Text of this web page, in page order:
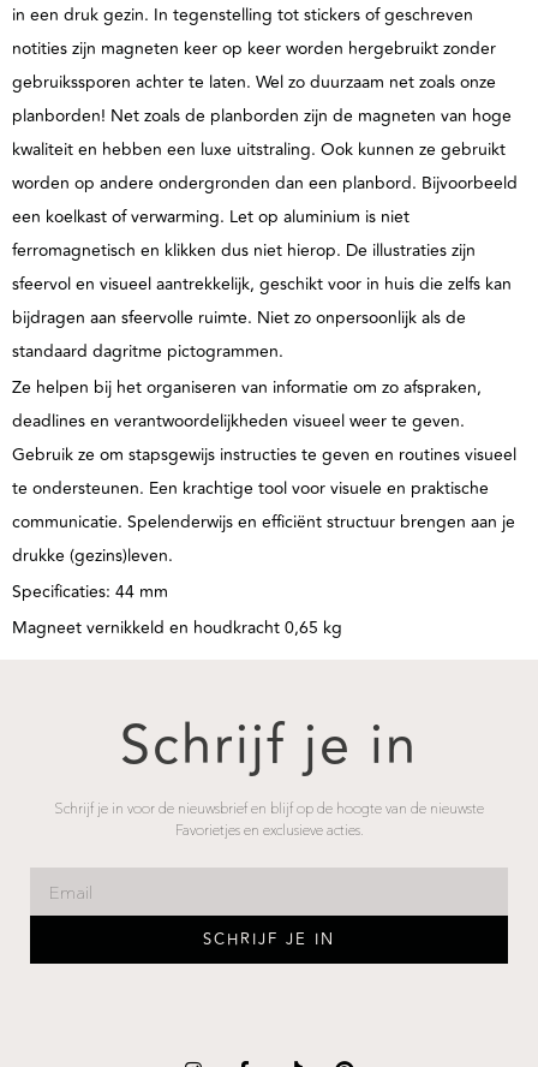
in een druk gezin. In tegenstelling tot stickers of geschreven
notities zijn magneten keer op keer worden hergebruikt zonder
gebruikssporen achter te laten. Wel zo duurzaam net zoals onze
planborden! Net zoals de planborden zijn de magneten van hoge
kwaliteit en hebben een luxe uitstraling. Ook kunnen ze gebruikt
worden op andere ondergronden dan een planbord. Bijvoorbeeld
een koelkast of verwarming. Let op aluminium is niet
ferromagnetisch en klikken dus niet hierop. De illustraties zijn
sfeervol en visueel aantrekkelijk, geschikt voor in huis die zelfs kan
bijdragen aan sfeervolle ruimte. Niet zo onpersoonlijk als de
standaard dagritme pictogrammen.
Ze helpen bij het organiseren van informatie om zo afspraken,
deadlines en verantwoordelijkheden visueel weer te geven.
Gebruik ze om stapsgewijs instructies te geven en routines visueel
te ondersteunen. Een krachtige tool voor visuele en praktische
communicatie. Spelenderwijs en efficiënt structuur brengen aan je
drukke (gezins)leven.
Specificaties: 44 mm
Magneet vernikkeld en houdkracht 0,65 kg
Schrijf je in
Schrijf je in voor de nieuwsbrief en blijf op de hoogte van de nieuwste
Favorietjes en exclusieve acties.
SCHRIJF JE IN